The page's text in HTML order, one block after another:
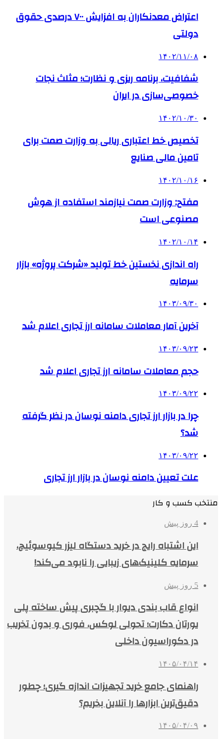
اعتراض معدنکاران به افزایش ۷۰۰ درصدی حقوق
دولتی
۱۴۰۲/۱۱/۰۸
شفافیت، برنامه ریزی و نظارت؛ مثلث نجات
خصوصی‌سازی در ایران
۱۴۰۲/۱۰/۳۰
تخصیص خط اعتباری ریالی به وزارت صمت برای
تامین مالی صنایع
۱۴۰۲/۱۰/۱۶
مفتح: وزارت صمت نیازمند استفاده از هوش
مصنوعی است
۱۴۰۲/۱۰/۱۴
راه اندازی نخستین خط تولید «شرکت پروژه» بازار
سرمایه
۱۴۰۳/۰۹/۳۰
آخرین آمار معاملات سامانه ارز تجاری اعلام شد
۱۴۰۳/۰۹/۲۳
حجم معاملات سامانه ارز تجاری اعلام شد
۱۴۰۳/۰۹/۲۲
چرا در بازار ارز تجاری دامنه نوسان در نظر گرفته
شد؟
۱۴۰۳/۰۹/۲۲
علت تعیین دامنه نوسان در بازار ارز تجاری
منتخب کسب و کار
4 روز پیش
این اشتباه رایج در خرید دستگاه لیزر کیوسوئیچ،
سرمایه کلینیک‌های زیبایی را نابود می‌کند!
5 روز پیش
انواع قاب بندی دیوار با گچبری پیش ساخته پلی
یورتان دکارت؛ تحولی لوکس، فوری و بدون تخریب
در دکوراسیون داخلی
۱۴۰۵/۰۴/۱۴
راهنمای جامع خرید تجهیزات اندازه گیری؛ چطور
دقیق‌ترین ابزارها را آنلاین بخریم؟
۱۴۰۵/۰۴/۰۹